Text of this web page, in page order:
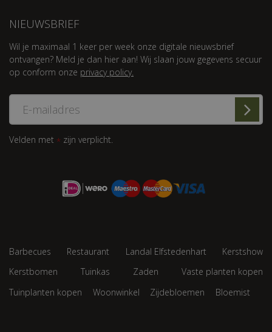
NIEUWSBRIEF
Wil je maximaal 1 keer per week onze digitale nieuwsbrief
ontvangen? Meld je dan hier aan! Wij slaan jouw gegevens secuur
op conform onze privacy policy.
Velden met * zijn verplicht.
Barbecues Restaurant Landal Elfstedenhart
Kerstshow
Kerstbomen
Tuinkas Zaden
Vaste planten kopen
Tuinplanten kopen
Woonwinkel Zijdebloemen Bloemist